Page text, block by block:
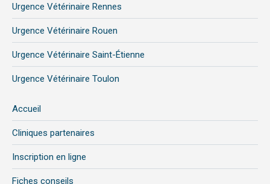
Urgence Vétérinaire Rennes
Urgence Vétérinaire Rouen
Urgence Vétérinaire Saint-Étienne
Urgence Vétérinaire Toulon
Accueil
Cliniques partenaires
Inscription en ligne
Fiches conseils